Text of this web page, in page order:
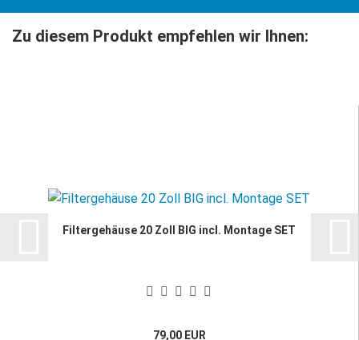
Zu diesem Produkt empfehlen wir Ihnen:
Filtergehäuse 20 Zoll BIG incl. Montage SET
79,00 EUR